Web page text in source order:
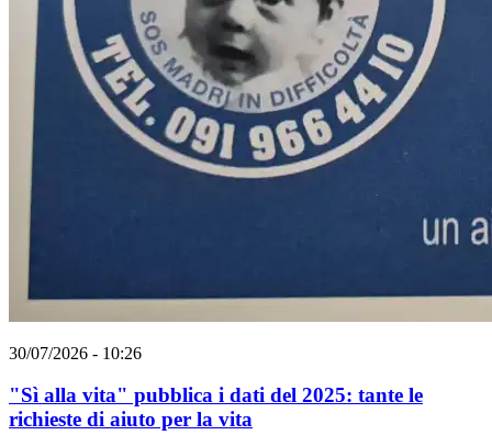
30/07/2026 - 10:26
"Sì alla vita" pubblica i dati del 2025: tante le
richieste di aiuto per la vita